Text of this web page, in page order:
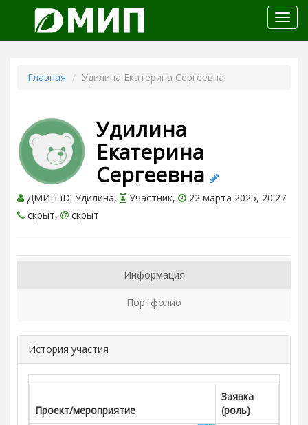
меню
Главная Удилина Екатерина Сергеевна
Удилина
Екатерина
Сергеевна
ДМИП-iD: Удилина, Участник,
22 марта 2025, 20:27
скрыт,
скрыт
Информация
Портфолио
История участия
Проект/мероприятие
Заявка
(роль)